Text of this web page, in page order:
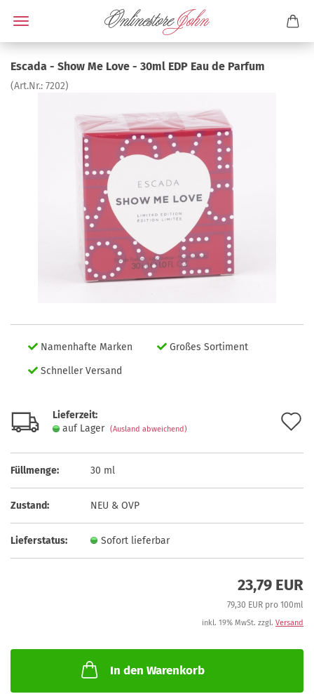
Escada - Show Me Love - 30ml EDP Eau de Parfum
(Art.Nr.: 7202)
Namenhafte Marken
Großes Sortiment
Schneller Versand
Lieferzeit:
auf Lager (Ausland abweichend)
Füllmenge: 30 ml
Zustand: NEU & OVP
Lieferstatus: Sofort lieferbar
23,79 EUR
79,30 EUR pro 100ml
inkl. 19% MwSt. zzgl. Versand
In den Warenkorb